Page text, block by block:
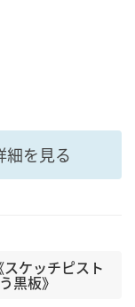
細を見る
ケッチピスト
黒板》